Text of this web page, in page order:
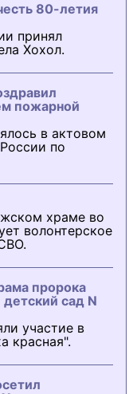
80-летия
принял
Хохол.
пожарной
в актовом
по
храме во
волонтерское
пророка
сад N
участие в
красная".